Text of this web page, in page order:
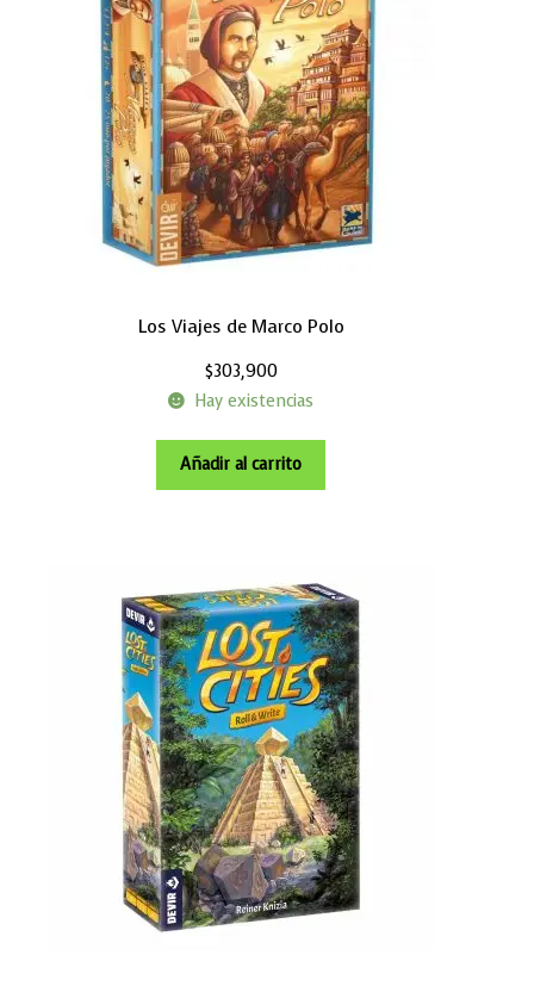
Los Viajes de Marco Polo
$303,900
Hay existencias
Añadir al carrito